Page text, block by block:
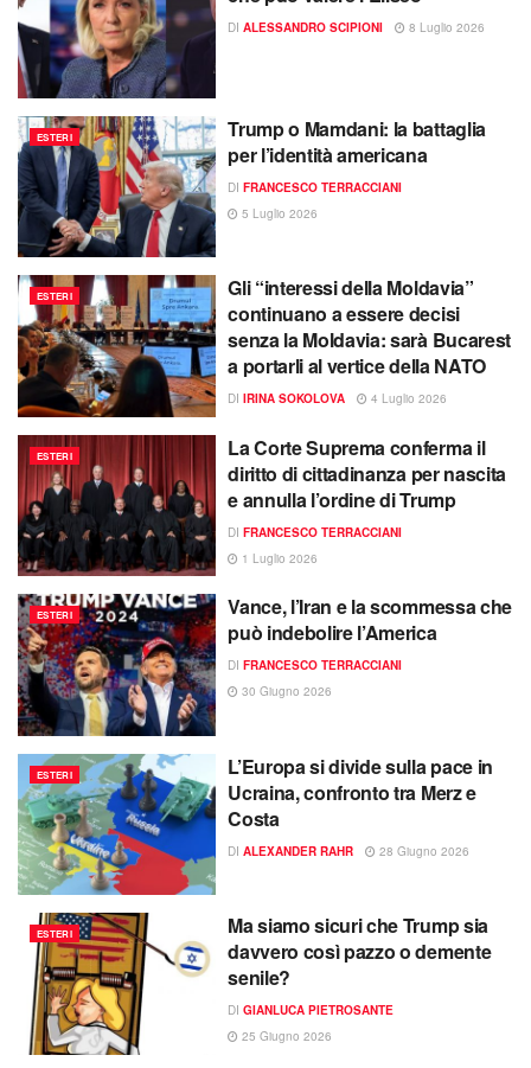
DI ALESSANDRO SCIPIONI 8 Luglio 2026
ESTERI
Trump o Mamdani: la battaglia
per l’identità americana
DI FRANCESCO TERRACCIANI
5 Luglio 2026
ESTERI
Gli “interessi della Moldavia”
continuano a essere decisi
senza la Moldavia: sarà Bucarest
a portarli al vertice della NATO
DI IRINA SOKOLOVA 4 Luglio 2026
ESTERI
La Corte Suprema conferma il
diritto di cittadinanza per nascita
e annulla l’ordine di Trump
DI FRANCESCO TERRACCIANI
1 Luglio 2026
ESTERI
Vance, l’Iran e la scommessa che
può indebolire l’America
DI FRANCESCO TERRACCIANI
30 Giugno 2026
ESTERI
L’Europa si divide sulla pace in
Ucraina, confronto tra Merz e
Costa
DI ALEXANDER RAHR 28 Giugno 2026
ESTERI
Ma siamo sicuri che Trump sia
davvero così pazzo o demente
senile?
DI GIANLUCA PIETROSANTE
25 Giugno 2026